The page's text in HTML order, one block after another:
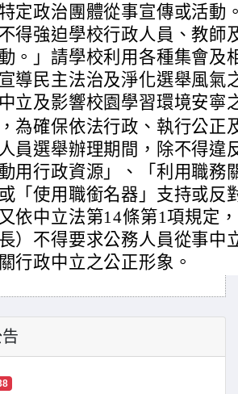
定政治團體從事宣傳或活動
得強迫學校行政人員、教師
。」請學校利用各種集會及
導民主法治及淨化選舉風氣
立及影響校園學習環境安寧
為確保依法行政、執行公正
員選舉辦理期間，除不得違
用行政資源」、「利用職務
「使用職銜名器」支持或反
依中立法第14條第1項規定
）不得要求公務人員從事中
行政中立之公正形象。